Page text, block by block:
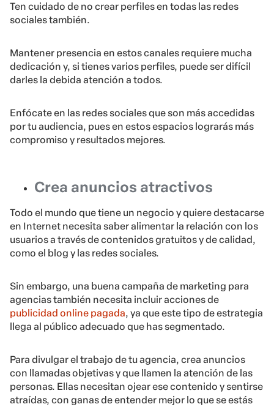
Ten cuidado de no crear perfiles en todas las redes
sociales también.
Mantener presencia en estos canales requiere mucha
dedicación y, si tienes varios perfiles, puede ser difícil
darles la debida atención a todos.
Enfócate en las redes sociales que son más accedidas
por tu audiencia, pues en estos espacios lograrás más
compromiso y resultados mejores.
Crea anuncios atractivos
Todo el mundo que tiene un negocio y quiere destacarse
en Internet necesita saber alimentar la relación con los
usuarios a través de contenidos gratuitos y de calidad,
como el blog y las redes sociales.
Sin embargo, una buena campaña de marketing para
agencias también necesita incluir acciones de
publicidad online pagada, ya que este tipo de estrategia
llega al público adecuado que has segmentado.
Para divulgar el trabajo de tu agencia, crea anuncios
con llamadas objetivas y que llamen la atención de las
personas. Ellas necesitan ojear ese contenido y sentirse
atraídas, con ganas de entender mejor lo que se estás